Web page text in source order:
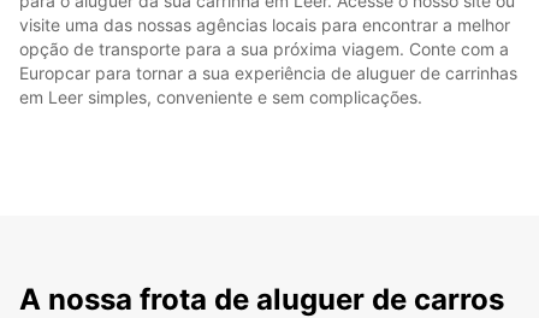
visite uma das nossas agências locais para encontrar a melhor
opção de transporte para a sua próxima viagem. Conte com a
Europcar para tornar a sua experiência de aluguer de carrinhas
em Leer simples, conveniente e sem complicações.
A nossa frota de aluguer de carros